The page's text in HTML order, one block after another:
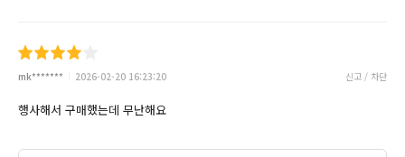
mk******* 2026-02-20 16:23:20 신고 / 차단
행사해서 구매했는데 무난해요